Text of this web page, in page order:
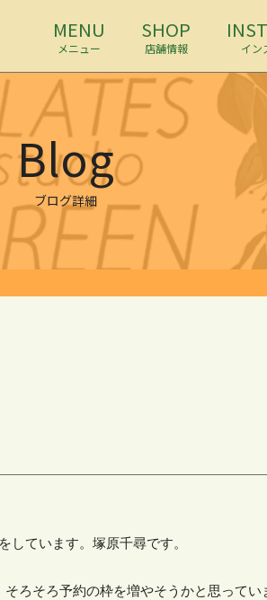
MENU
メニュー
SHOP
店舗情報 イン
Blog
ブログ詳細
ています。塚原千尋です。
ろそろ予約の枠を増やそうかと思ってい